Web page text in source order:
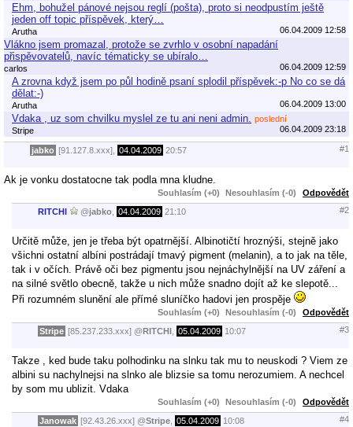
Ehm, bohužel pánové nejsou reglí (pošta), proto si neodpustím ještě
jeden off topic příspěvek, který…
Arutha 06.04.2009 12:58
Vlákno jsem promazal, protože se zvrhlo v osobní napadání
přispěvovatelů, navíc tématicky se ubíralo…
carlos 06.04.2009 12:59
A zrovna když jsem po půl hodině psaní splodil příspěvek:-p No co se dá
dělat:-)
Arutha 06.04.2009 13:00
Vdaka , uz som chvilku myslel ze tu ani neni admin.
poslední
Stripe
06.04.2009 23:18
jabko [91.127.8.xxx], 04.04.2009 20:57 #1
Ak je vonku dostatocne tak podla mna kludne.
Souhlasím (+0) Nesouhlasím (-0) Odpovědět
RITCHI @jabko 04.04.2009 21:10 #2
Určitě může, jen je třeba být opatrnější. Albinotičtí hroznýši, stejně jako
všichni ostatní albíni postrádají tmavý pigment (melanin), a to jak na těle,
tak i v očích. Právě oči bez pigmentu jsou nejnáchylnější na UV záření a
na silné světlo obecně, takže u nich může snadno dojít až ke slepotě...
Při rozumném slunění ale přímé sluníčko hadovi jen prospěje
Souhlasím (+0) Nesouhlasím (-0) Odpovědět
Stripe [85.237.233.xxx] @RITCHI 05.04.2009 10:07 #3
Takze , ked bude taku polhodinku na slnku tak mu to neuskodi ? Viem ze
albini su nachylnejsi na slnko ale blizsie sa tomu nerozumiem. A nechcel
by som mu ublizit. Vdaka
Souhlasím (+0) Nesouhlasím (-0) Odpovědět
Janowak [92.43.26.xxx] @Stripe 05.04.2009 10:08 #4